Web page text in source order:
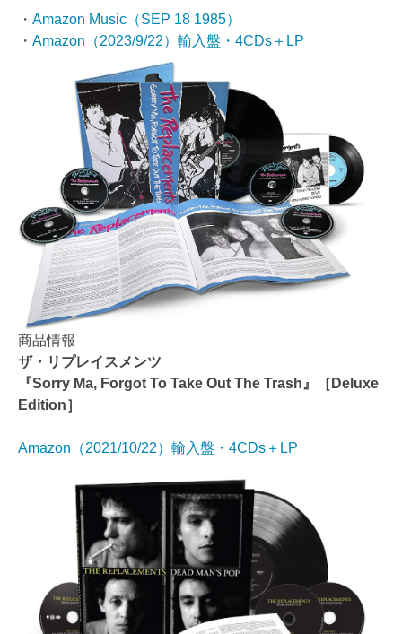
・ Amazon Music（SEP 18 1985）
・ Amazon（2023/9/22）輸入盤・4CDs＋LP
商品情報
ザ・リプレイスメンツ
『Sorry Ma, Forgot To Take Out The Trash』［Deluxe
Edition］
Amazon（2021/10/22）輸入盤・4CDs＋LP